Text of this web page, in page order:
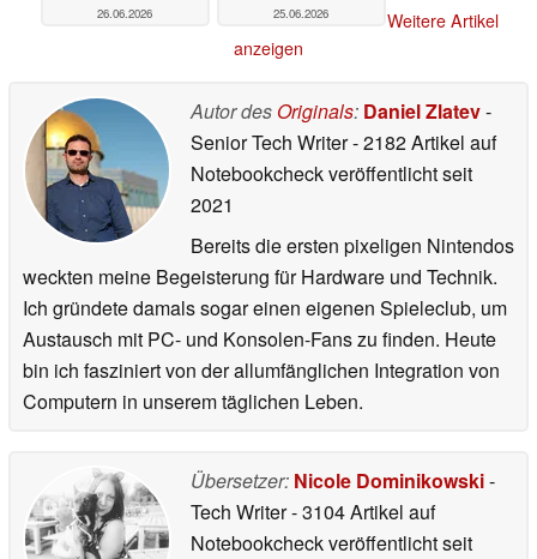
26.06.2026 25.06.2026
Weitere Artikel
anzeigen
Autor des Originals: Daniel Zlatev-
Senior Tech Writer- 2182 Artikel auf
Notebookcheck veröffentlichtseit
2021
Bereits die ersten pixeligen Nintendos
weckten meine Begeisterung für Hardware und Technik.
Ich gründete damals sogar einen eigenen Spieleclub, um
Austausch mit PC- und Konsolen-Fans zu finden. Heute
bin ich fasziniert von der allumfänglichen Integration von
Computern in unserem täglichen Leben.
Übersetzer: Nicole Dominikowski-
Tech Writer- 3104 Artikel auf
Notebookcheck veröffentlichtseit